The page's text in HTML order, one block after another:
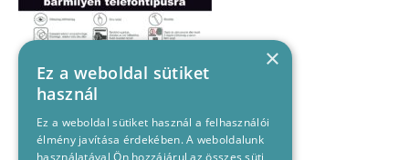
×
Ez a weboldal sütiket
használ
Ez a weboldal sütiket használ a felhasználói
élmény javítása érdekében. A weboldalunk
használatával Ön hozzájárul az összes süti